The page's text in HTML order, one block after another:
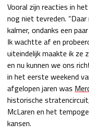
Vooral zijn reacties in
nog niet tevreden.
kalmer, ondanks een
Ik wachtte af en
uiteindelijk maakte ik ze
en nu kunnen we ons
in het eerste weekend
afgelopen jaren was
historische
McLaren en het
kansen.